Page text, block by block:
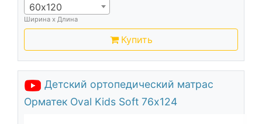
60х120
Ширина х Длина
Купить
Детский ортопедический матрас
Орматек Oval Kids Soft 76х124